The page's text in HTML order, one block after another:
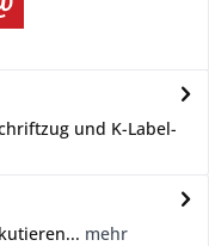
und K-Label-
mehr